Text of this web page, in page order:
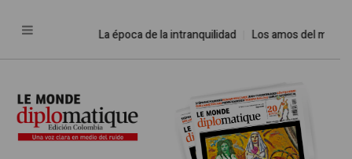
La época de la intranquilidad Los amos del mundo